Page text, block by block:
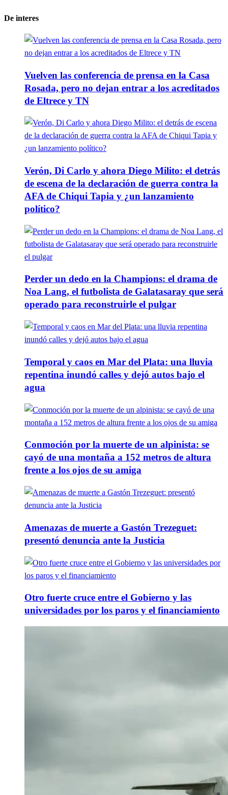
De interes
Vuelven las conferencia de prensa en la Casa
Rosada, pero no dejan entrar a los acreditados
de Eltrece y TN
Verón, Di Carlo y ahora Diego Milito: el detrás
de escena de la declaración de guerra contra la
AFA de Chiqui Tapia y ¿un lanzamiento
político?
Perder un dedo en la Champions: el drama de
Noa Lang, el futbolista de Galatasaray que será
operado para reconstruirle el pulgar
Temporal y caos en Mar del Plata: una lluvia
repentina inundó calles y dejó autos bajo el
agua
Conmoción por la muerte de un alpinista: se
cayó de una montaña a 152 metros de altura
frente a los ojos de su amiga
Amenazas de muerte a Gastón Trezeguet:
presentó denuncia ante la Justicia
Otro fuerte cruce entre el Gobierno y las
universidades por los paros y el financiamiento